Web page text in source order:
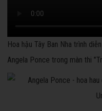
Hoa hậu Tây Ban Nha trình
Angela Ponce trong màn thi